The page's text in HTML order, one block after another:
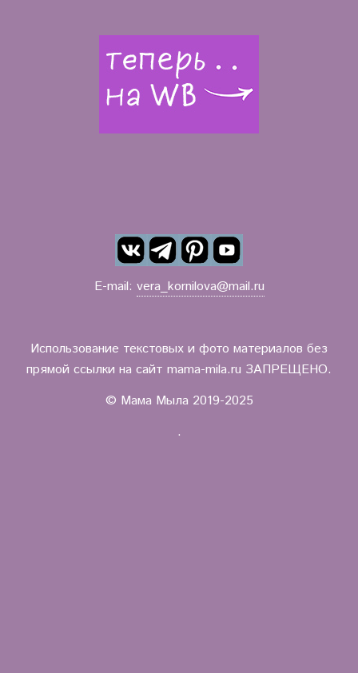
E-mail: vera_kornilova@mail.ru
Использование текстовых и фото материалов без
прямой ссылки на сайт mama-mila.ru ЗАПРЕЩЕНО.
© Мама Мыла 2019-2025
.